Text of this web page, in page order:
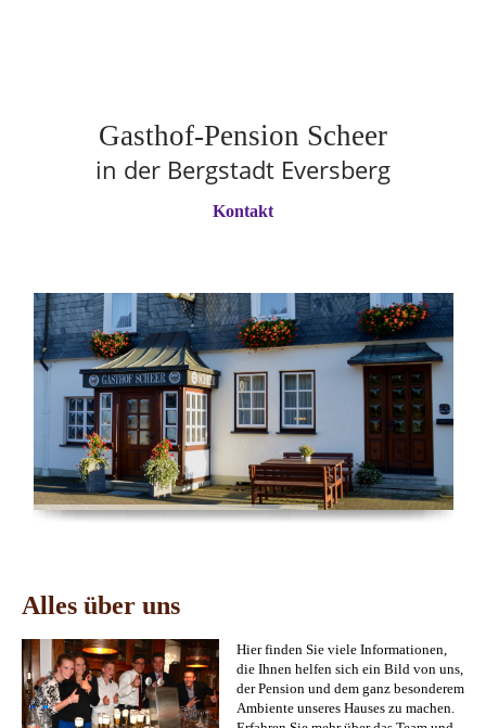
Gasthof-Pension Scheer
in der Bergstadt Eversberg
Kontakt
Alles über uns
Hier finden Sie viele Informationen,
die Ihnen helfen sich ein Bild von uns,
der Pension und dem ganz besonderem
Ambiente unseres Hauses zu machen.